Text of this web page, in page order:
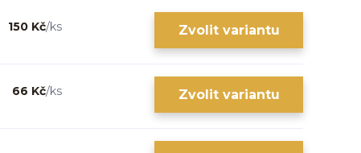
150 Kč/ks Zvolit variantu
66 Kč/ks Zvolit variantu